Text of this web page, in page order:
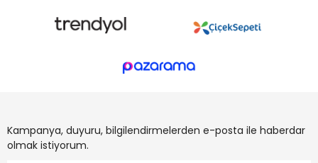
Kampanya, duyuru, bilgilendirmelerden e-posta ile haberdar
olmak istiyorum.